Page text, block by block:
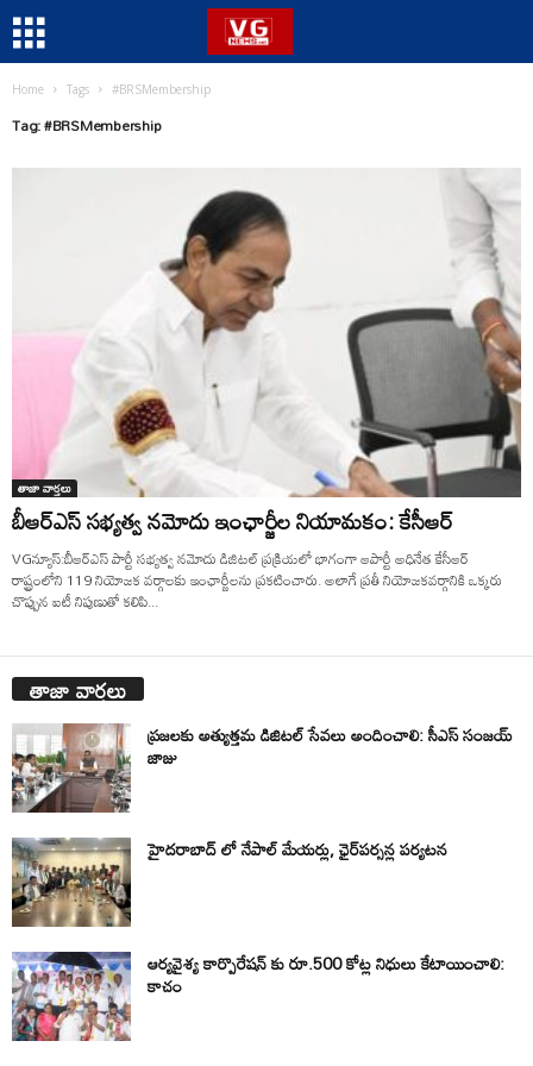
Home Tags #BRSMembership
Tag: #BRSMembership
తాజా వార్తలు
బీఆర్ఎస్ సభ్యత్వ నమోదు ఇంఛార్జీల నియామకం: కేసీఆర్
VGన్యూస్:బీఆర్ఎస్ పార్టీ సభ్యత్వ నమోదు డిజిటల్ ప్రక్రియలో భాగంగా ఆపార్టీ అధినేత కేసీఆర్
రాష్ట్రంలోని 119 నియోజక వర్గాలకు ఇంఛార్జీలను ప్రకటించారు. అలాగే ప్రతీ నియోజకవర్గానికి ఒక్కరు
చొప్పున ఐటీ నిపుణుతో కలిపి...
తాజా వార్తలు
ప్రజలకు అత్యుత్తమ డిజిటల్ సేవలు అందించాలి: సీఎస్ సంజయ్
జాజు
హైదరాబాద్ లో నేపాల్ మేయర్లు, ఛైర్‌పర్సన్ల పర్యటన
ఆర్యవైశ్య కార్పొరేషన్ కు రూ.500 కోట్ల నిధులు కేటాయించాలి:
కాచం